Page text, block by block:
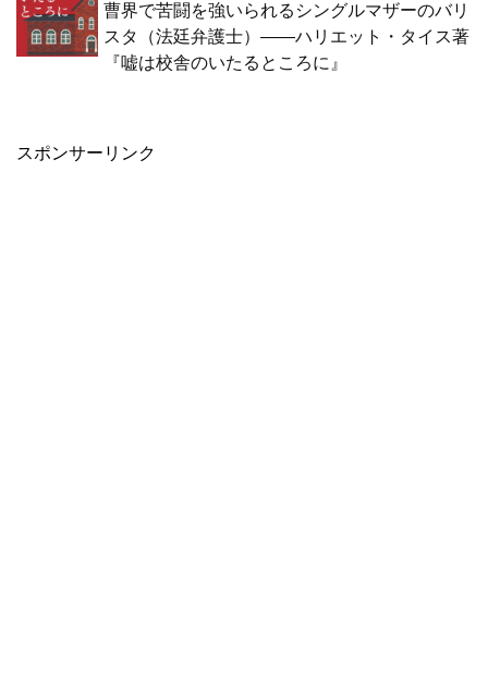
曹界で苦闘を強いられるシングルマザーのバリ
スタ（法廷弁護士）――ハリエット・タイス著
『嘘は校舎のいたるところに』
スポンサーリンク